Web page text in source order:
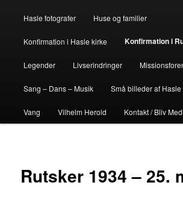
Hasle fotografer Huse og familier
Konfirmation i Hasle kirke Konfirmation i
Legender Livserindringer
Sang – Dans – Musik Små billeder af
Vang Vilhelm Herold Kontakt / Bliv
Rutsker 1934 – 25.